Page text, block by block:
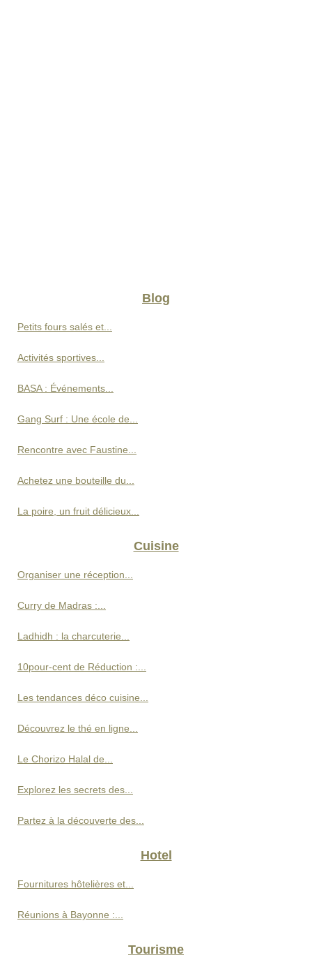
Blog
Petits fours salés et...
Activités sportives...
BASA : Événements...
Gang Surf : Une école de...
Rencontre avec Faustine...
Achetez une bouteille du...
La poire, un fruit délicieux...
Cuisine
Organiser une réception...
Curry de Madras :...
Ladhidh : la charcuterie...
10pour-cent de Réduction :...
Les tendances déco cuisine...
Découvrez le thé en ligne...
Le Chorizo Halal de...
Explorez les secrets des...
Partez à la découverte des...
Hotel
Fournitures hôtelières et...
Réunions à Bayonne :...
Tourisme